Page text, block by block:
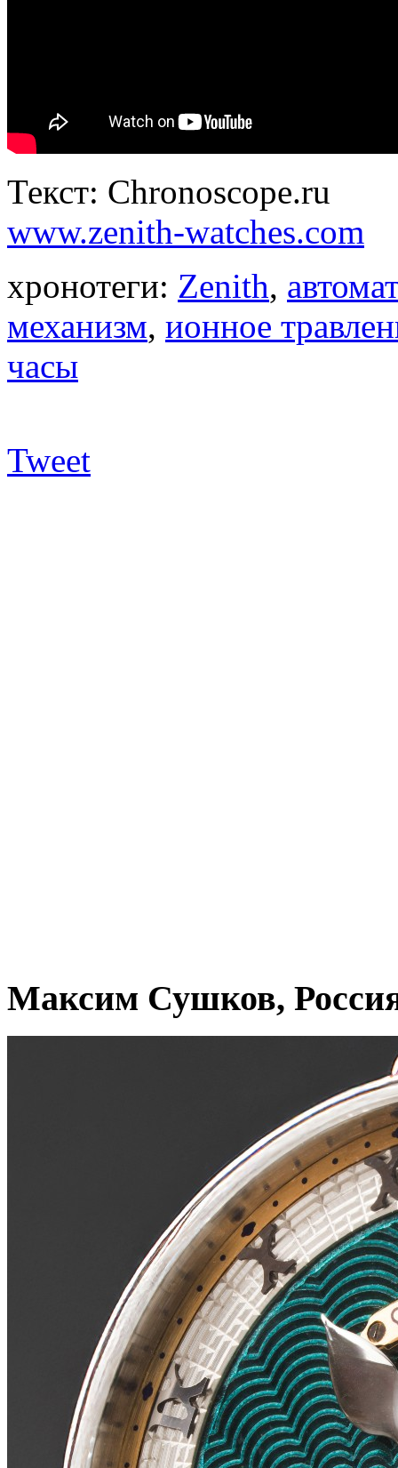
Текст: Chronoscope.ru
www.zenith-watches.com
хронотеги: Zenith,
механизм, ионное
часы
Tweet
Максим Сушков,